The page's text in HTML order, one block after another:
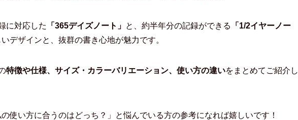
に対応した 「365デイズノート」 と、約半年分の記録ができる
「1/2イヤーノー
デザインと、抜群の書き心地が魅力です。
特徴や仕様、サイズ・カラーバリエーション、使い方の違いをまとめてご紹介し
使い方に合うのはどっち？」と悩んでいる方の参考になれば嬉しいです！